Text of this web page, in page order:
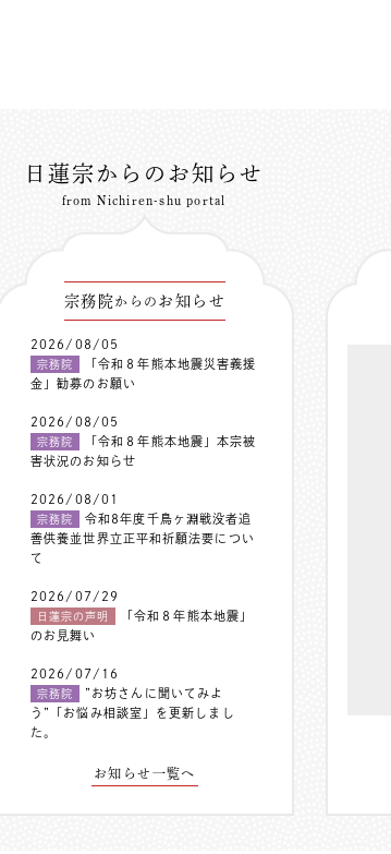
日蓮宗からのお知らせ
from Nichiren-shu portal
宗務院からの お知らせ
2026/08/05
宗務院
「令和８年熊本地震災害義援
金」勧募のお願い
2026/08/05
宗務院
「令和８年熊本地震」本宗被
害状況のお知らせ
2026/08/01
宗務院
令和8年度千鳥ヶ淵戦没者追
善供養並世界立正平和祈願法要につい
て
2026/07/29
日蓮宗の声明
「令和８年熊本地震」
のお見舞い
2026/07/16
宗務院
”お坊さんに聞いてみよ
う”「お悩み相談室」を更新しまし
た。
お知らせ一覧へ